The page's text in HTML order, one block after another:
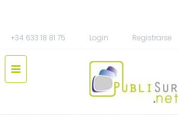
+34 633 18 81 75 Login Registrarse